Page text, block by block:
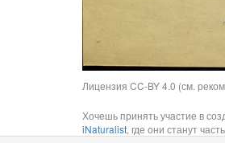
Лицензия CC-BY 4.0 (см.
Хочешь принять участие в
iNaturalist, где они станут